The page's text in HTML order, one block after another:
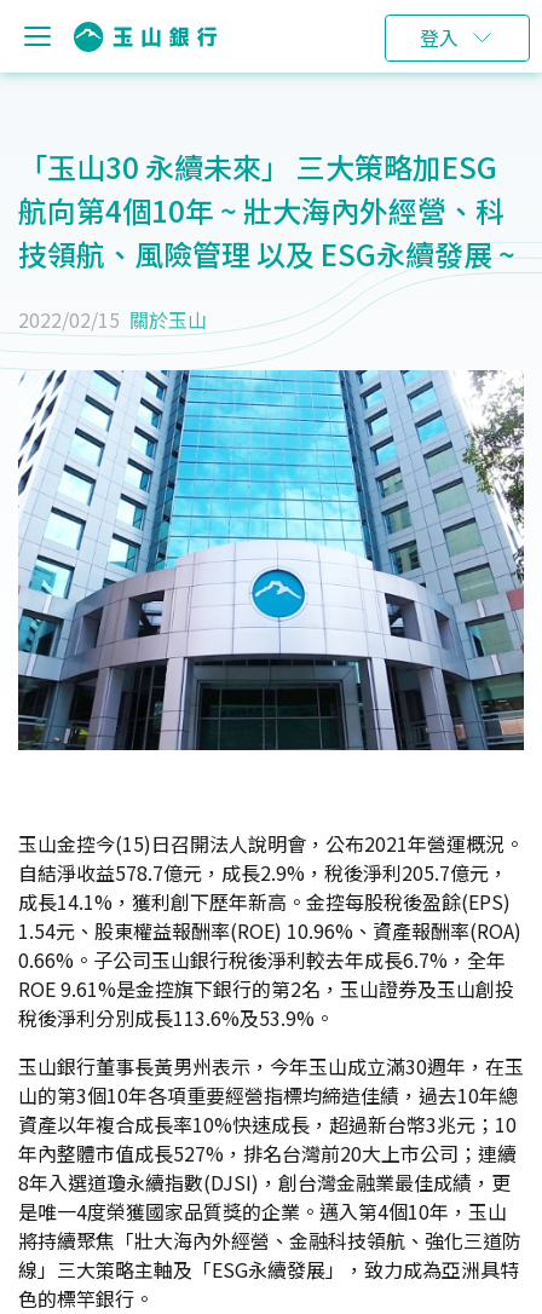
登入
「玉山30 永續未來」 三大策略加ESG
航向第4個10年 ~ 壯大海內外經營、科
技領航、風險管理 以及 ESG永續發展 ~
2022/02/15 關於玉山
玉山金控今(15)日召開法人說明會，公布2021年營運概況。
自結淨收益578.7億元，成長2.9%，稅後淨利205.7億元，
成長14.1%，獲利創下歷年新高。金控每股稅後盈餘(EPS)
1.54元、股東權益報酬率(ROE) 10.96%、資產報酬率(ROA)
0.66%。子公司玉山銀行稅後淨利較去年成長6.7%，全年
ROE 9.61%是金控旗下銀行的第2名，玉山證券及玉山創投
稅後淨利分別成長113.6%及53.9%。
玉山銀行董事長黃男州表示，今年玉山成立滿30週年，在玉
山的第3個10年各項重要經營指標均締造佳績，過去10年總
資產以年複合成長率10%快速成長，超過新台幣3兆元；10
年內整體市值成長527%，排名台灣前20大上市公司；連續
8年入選道瓊永續指數(DJSI)，創台灣金融業最佳成績，更
是唯一4度榮獲國家品質獎的企業。邁入第4個10年，玉山
將持續聚焦「壯大海內外經營、金融科技領航、強化三道防
線」三大策略主軸及「ESG永續發展」，致力成為亞洲具特
色的標竿銀行。